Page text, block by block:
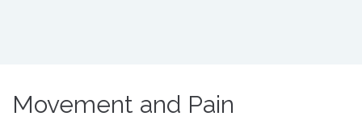
Movement and Pain